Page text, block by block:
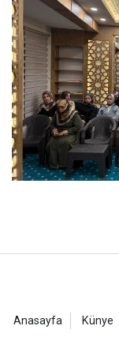
Anasayfa Künye